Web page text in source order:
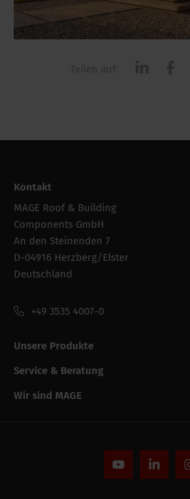
Kontakt
MAGE Roof & Building
Components GmbH
An den Steinenden 7
D-04916 Herzberg/Elster
Deutschland
+49 3535 4007-0
Unsere Produkte
Service & Beratung
Wir sind MAGE